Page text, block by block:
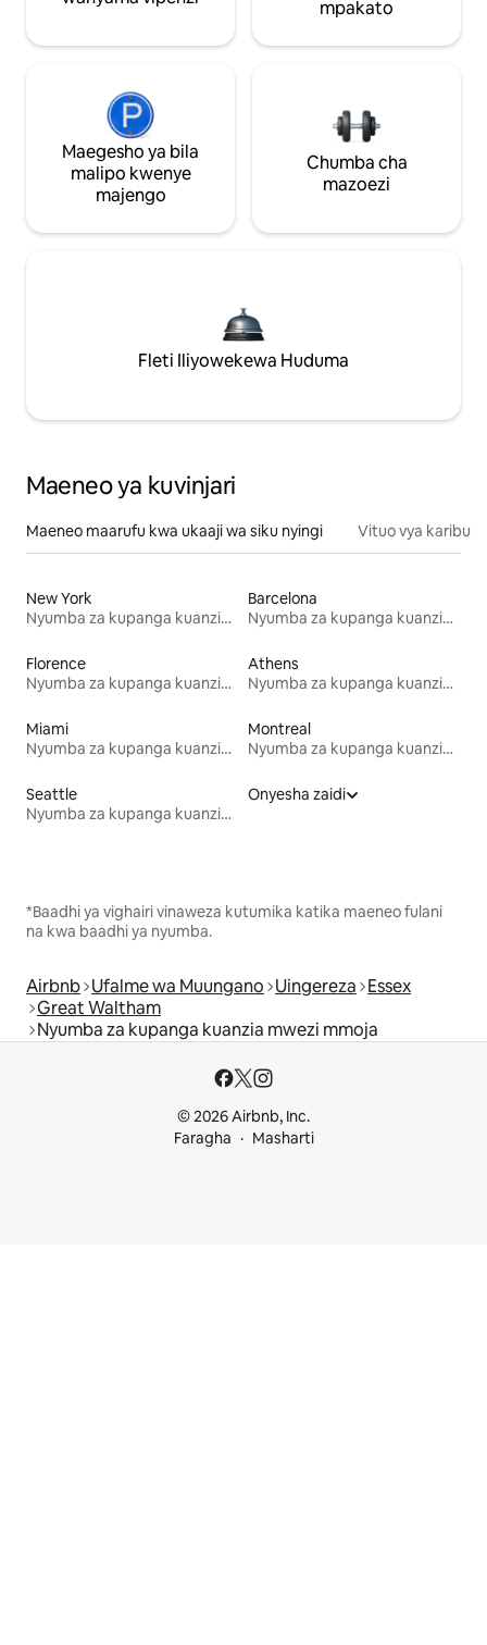
mpakato
Maegesho ya bila
malipo kwenye
majengo
Chumba cha
mazoezi
Fleti Iliyowekewa Huduma
Maeneo ya kuvinjari
Maeneo maarufu kwa ukaaji wa siku nyingi Vituo vya karibu
New York
Nyumba za kupanga kuanzia mwezi mmoja
Barcelona
Nyumba za kupanga kuanzia mwezi mmoja
Florence
Nyumba za kupanga kuanzia mwezi mmoja
Athens
Nyumba za kupanga kuanzia mwezi mmoja
Miami
Nyumba za kupanga kuanzia mwezi mmoja
Montreal
Nyumba za kupanga kuanzia mwezi mmoja
Seattle
Nyumba za kupanga kuanzia mwezi mmoja
Onyesha zaidi
*Baadhi ya vighairi vinaweza kutumika katika maeneo fulani
na kwa baadhi ya nyumba.
Airbnb Ufalme wa Muungano Uingereza Essex
Great Waltham
Nyumba za kupanga kuanzia mwezi mmoja
© 2026 Airbnb, Inc.
Faragha
Masharti